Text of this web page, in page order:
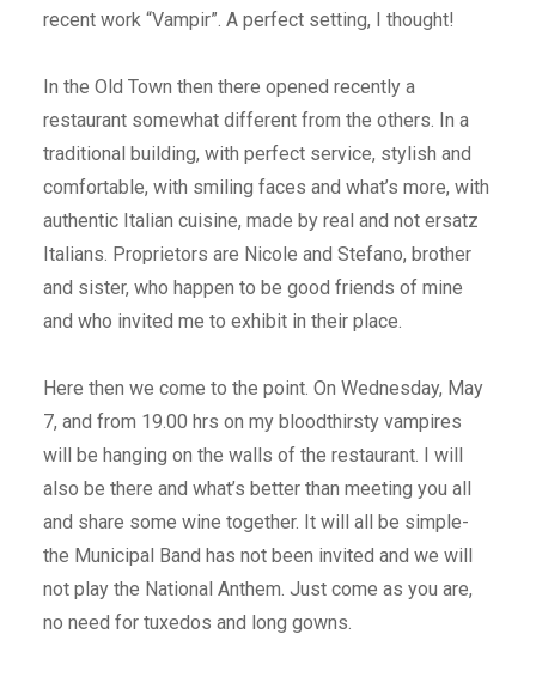
recent work “Vampir”. A perfect setting, I thought!
In the Old Town then there opened recently a
restaurant somewhat different from the others. In a
traditional building, with perfect service, stylish and
comfortable, with smiling faces and what’s more, with
authentic Italian cuisine, made by real and not ersatz
Italians. Proprietors are Nicole and Stefano, brother
and sister, who happen to be good friends of mine
and who invited me to exhibit in their place.
Here then we come to the point. On Wednesday, May
7, and from 19.00 hrs on my bloodthirsty vampires
will be hanging on the walls of the restaurant. I will
also be there and what’s better than meeting you all
and share some wine together. It will all be simple-
the Municipal Band has not been invited and we will
not play the National Anthem. Just come as you are,
no need for tuxedos and long gowns.